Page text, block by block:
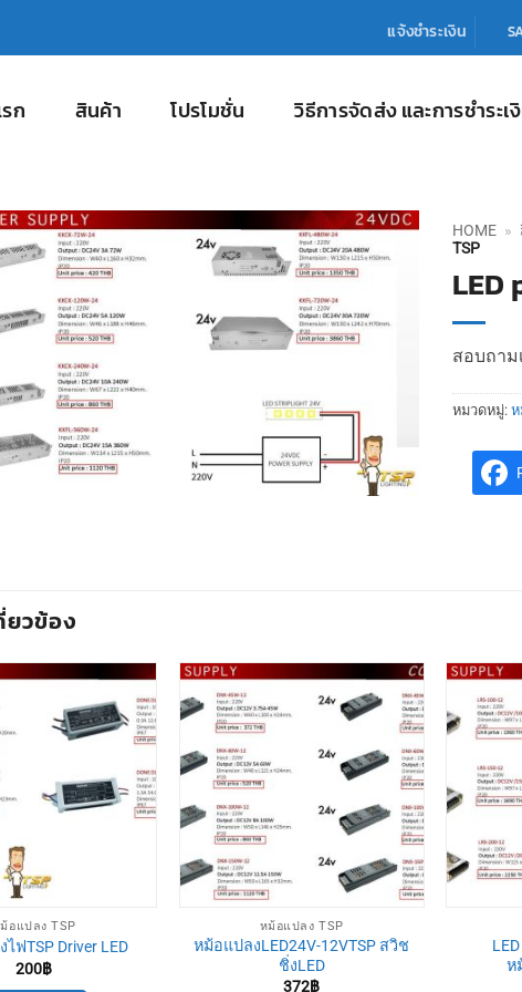
แจ้งชำระเงิน
ก สินค้า โปรโมชั่น วิธีการจัดส่ง และการชำระเ
HOME »
TSP
LED
สอบถาม
หมวดหมู่: ห
วข้อง
อแปลง TSP
ฟTSP Driver LED
200฿
หม้อแปลง TSP
หม้อแปลงLED24V-12VTSP สวิช
ชิ่งLED
372฿
ห